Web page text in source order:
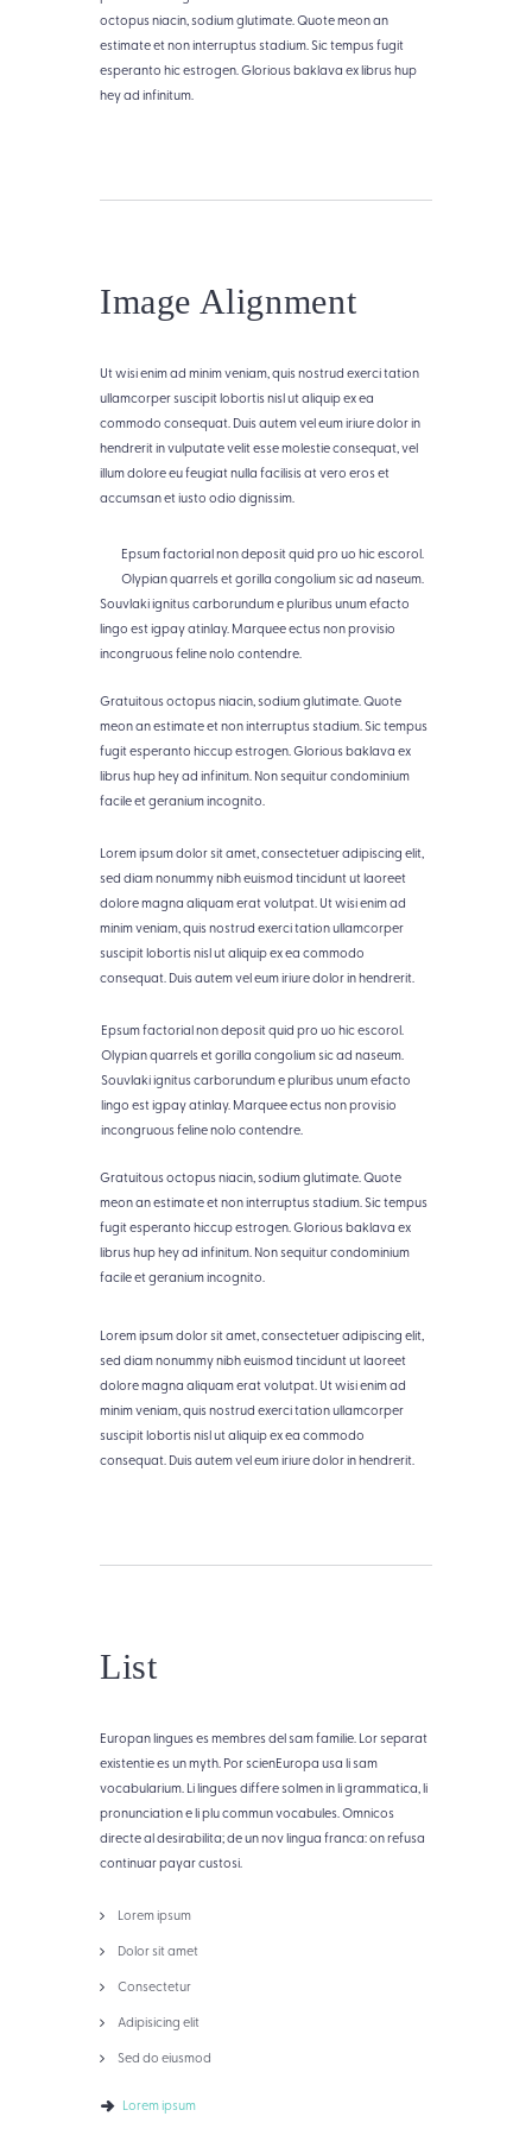
octopus niacin, sodium glutimate. Quote meon an
estimate et non interruptus stadium. Sic tempus fugit
esperanto hic estrogen. Glorious baklava ex librus hup
hey ad infinitum.
Image Alignment
Ut wisi enim ad minim veniam, quis nostrud exerci tation
ullamcorper suscipit lobortis nisl ut aliquip ex ea
commodo consequat. Duis autem vel eum iriure dolor in
hendrerit in vulputate velit esse molestie consequat, vel
illum dolore eu feugiat nulla facilisis at vero eros et
accumsan et iusto odio dignissim.
i
l
e
o
I
m
Epsum factorial non deposit quid pro uo hic escorol.
Olypian quarrels et gorilla congolium sic ad naseum.
Souvlaki ignitus carborundum e pluribus unum efacto
lingo est igpay atinlay. Marquee ectus non provisio
incongruous feline nolo contendre.
Gratuitous octopus niacin, sodium glutimate. Quote
meon an estimate et non interruptus stadium. Sic tempus
fugit esperanto hiccup estrogen. Glorious baklava ex
librus hup hey ad infinitum. Non sequitur condominium
facile et geranium incognito.
Lorem ipsum dolor sit amet, consectetuer adipiscing elit,
sed diam nonummy nibh euismod tincidunt ut laoreet
dolore magna aliquam erat volutpat. Ut wisi enim ad
minim veniam, quis nostrud exerci tation ullamcorper
suscipit lobortis nisl ut aliquip ex ea commodo
consequat. Duis autem vel eum iriure dolor in hendrerit.
Epsum factorial non deposit quid pro uo hic escorol.
Olypian quarrels et gorilla congolium sic ad naseum.
Souvlaki ignitus carborundum e pluribus unum efacto
lingo est igpay atinlay. Marquee ectus non provisio
incongruous feline nolo contendre.
Gratuitous octopus niacin, sodium glutimate. Quote
meon an estimate et non interruptus stadium. Sic tempus
fugit esperanto hiccup estrogen. Glorious baklava ex
librus hup hey ad infinitum. Non sequitur condominium
facile et geranium incognito.
Lorem ipsum dolor sit amet, consectetuer adipiscing elit,
sed diam nonummy nibh euismod tincidunt ut laoreet
dolore magna aliquam erat volutpat. Ut wisi enim ad
minim veniam, quis nostrud exerci tation ullamcorper
suscipit lobortis nisl ut aliquip ex ea commodo
consequat. Duis autem vel eum iriure dolor in hendrerit.
List
Europan lingues es membres del sam familie. Lor separat
existentie es un myth. Por scienEuropa usa li sam
vocabularium. Li lingues differe solmen in li grammatica, li
pronunciation e li plu commun vocabules. Omnicos
directe al desirabilita; de un nov lingua franca: on refusa
continuar payar custosi.
Lorem ipsum
Dolor sit amet
Consectetur
Adipisicing elit
Sed do eiusmod
Lorem ipsum